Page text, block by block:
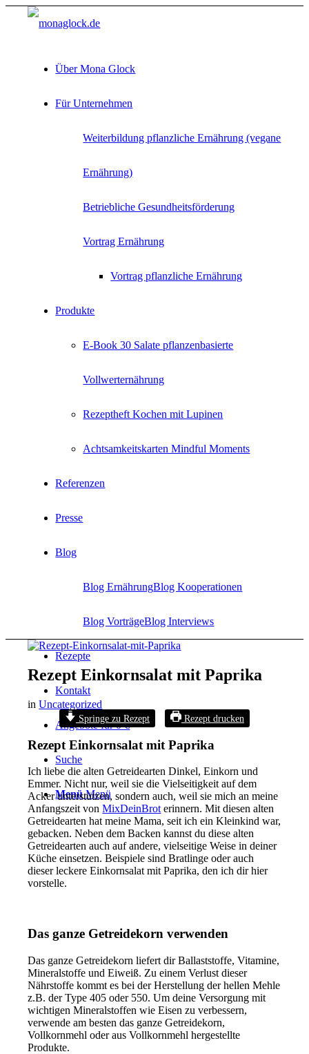
Über Mona Glock
Für Unternehmen
Weiterbildung pflanzliche Ernährung (vegane
Ernährung)
Betriebliche Gesundheitsförderung
Vortrag Ernährung
Vortrag pflanzliche Ernährung
Produkte
E-Book 30 Salate pflanzenbasierte
Vollwerternährung
Rezeptheft Kochen mit Lupinen
Achtsamkeitskarten Mindful Moments
Referenzen
Presse
Blog
Blog ErnährungBlog Kooperationen
Blog VorträgeBlog Interviews
Rezepte
Kontakt
Angebote für 0 €
Suche
Menü Menü
Rezept Einkornsalat mit Paprika
inUncategorized
Springe zu Rezept Rezept drucken
Rezept Einkornsalat mit Paprika
Ich liebe die alten Getreidearten Dinkel, Einkorn und
Emmer. Nicht nur, weil sie die Vielseitigkeit auf dem
Acker unterstützen, sondern auch, weil sie mich an meine
Anfangszeit vonMixDeinBrot erinnern. Mit diesen alten
Getreidearten hat meine Mama, seit ich ein Kleinkind war,
gebacken. Neben dem Backen kannst du diese alten
Getreidearten auch auf andere, vielseitige Weise in deiner
Küche einsetzen. Beispiele sind Bratlinge oder auch
dieser leckere Einkornsalat mit Paprika, den ich dir hier
vorstelle.
Das ganze Getreidekorn verwenden
Das ganze Getreidekorn liefert dir Ballaststoffe, Vitamine,
Mineralstoffe und Eiweiß. Zu einem Verlust dieser
Nährstoffe kommt es bei der Herstellung der hellen Mehle
z.B. der Type 405 oder 550. Um deine Versorgung mit
wichtigen Mineralstoffen wie Eisen zu verbessern,
verwende am besten das ganze Getreidekorn,
Vollkornmehl oder aus Vollkornmehl hergestellte
Produkte.